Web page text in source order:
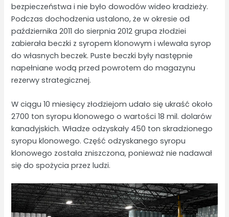
bezpieczeństwa i nie było dowodów wideo kradzieży.
Podczas dochodzenia ustalono, że w okresie od
października 2011 do sierpnia 2012 grupa złodziei
zabierała beczki z syropem klonowym i wlewała syrop
do własnych beczek. Puste beczki były następnie
napełniane wodą przed powrotem do magazynu
rezerwy strategicznej.
W ciągu 10 miesięcy złodziejom udało się ukraść około
2700 ton syropu klonowego o wartości 18 mil. dolarów
kanadyjskich. Władze odzyskały 450 ton skradzionego
syropu klonowego. Część odzyskanego syropu
klonowego została zniszczona, ponieważ nie nadawał
się do spożycia przez ludzi.